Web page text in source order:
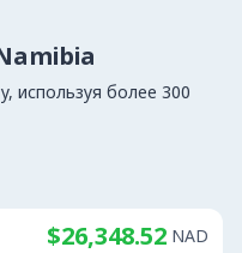
используя более 300
$26,348.52 NAD